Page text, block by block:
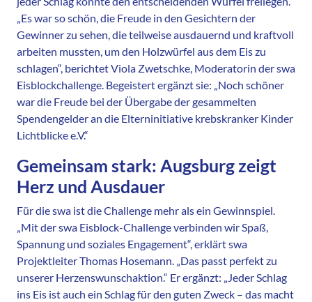
„Es war so schön, die Freude in den Gesichtern der
Gewinner zu sehen, die teilweise ausdauernd und kraftvoll
arbeiten mussten, um den Holzwürfel aus dem Eis zu
schlagen“, berichtet Viola Zwetschke, Moderatorin der swa
Eisblockchallenge. Begeistert ergänzt sie: „Noch schöner
war die Freude bei der Übergabe der gesammelten
Spendengelder an die Elterninitiative krebskranker Kinder
Lichtblicke e.V.“
Gemeinsam stark: Augsburg zeigt
Herz und Ausdauer
Für die swa ist die Challenge mehr als ein Gewinnspiel.
„Mit der swa Eisblock-Challenge verbinden wir Spaß,
Spannung und soziales Engagement“, erklärt swa
Projektleiter Thomas Hosemann. „Das passt perfekt zu
unserer Herzenswunschaktion.“ Er ergänzt: „Jeder Schlag
ins Eis ist auch ein Schlag für den guten Zweck – das macht